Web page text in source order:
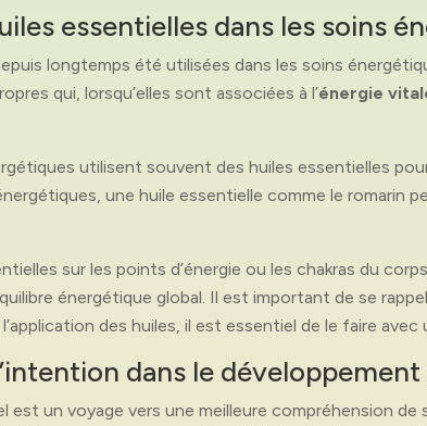
essentielles dans les soins
longtemps été utilisées dans les soins
qui, lorsqu’elles sont associées à l’énergie
utilisent souvent des huiles essentielles
une huile essentielle comme le romarin
sur les points d’énergie ou les chakras du
énergétique global. Il est important de se
des huiles, il est essentiel de le faire
dans le
est un voyage vers une meilleure compréhension